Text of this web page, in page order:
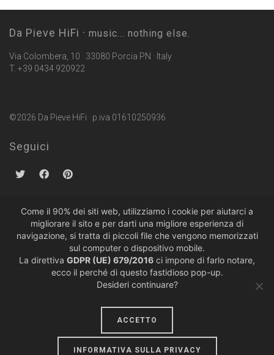
Da Pieve HiFi · music... nothing else.
Via Colombera, 10 · 33080 Porcia PN · Italy
T. +39 0434 920922
©2026 Da Pieve HiFi · p.iva 01610250936
Seguici
Politiche sulla Privacy·Condizioni di Vendita
design by
Come il 90% dei siti web, utilizziamo i cookie per aiutarci a
migliorare il sito e per darti una migliore esperienza di
navigazione, si tratta di piccoli file che vengono memorizzati
sul computer o dispositivo mobile.
La direttiva GDPR (UE) 679/2016 ci impone di farlo notare,
ecco il perché di questo fastidioso pop-up.
Desideri continuare?
ACCETTO
INFORMATIVA SULLA PRIVACY